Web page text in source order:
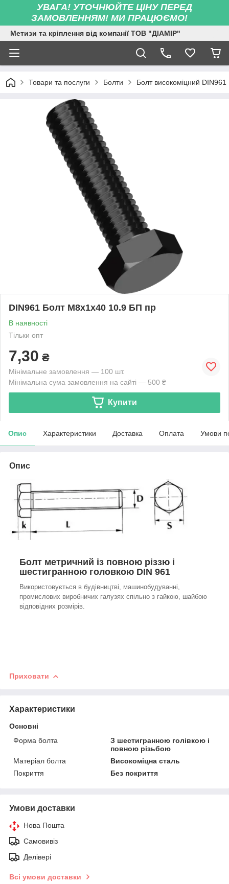
УВАГА! УТОЧНЮЙТЕ ЦІНУ ПЕРЕД
ЗАМОВЛЕННЯМ! МИ ПРАЦЮЄМО!
Метизи та кріплення від компанії ТОВ "ДІАМІР"
Товари та послуги Болти Болт високоміцний
DIN961 Болт М8х1х40 10.9 БП пр
В наявності
Тільки опт
7,30 ₴
Мінімальне замовлення — 100 шт.
Мінімальна сума замовлення на сайті — 500 ₴
Купити
Опис Характеристики Доставка Оплата Умови
Опис
Болт метричний із повною різзю і
шестигранною головкою DIN 961
Використовується в будівництві, машинобудуванні,
промислових виробничих галузях спільно з гайкою, шайбою
відповідних розмірів.
Приховати
Характеристики
Основні
Форма болта
З шестигранною голівкою і
повною різьбою
Матеріал болта
Високоміцна сталь
Покриття
Без покриття
Умови доставки
Нова Пошта
Самовивіз
Делівері
Всі умови доставки